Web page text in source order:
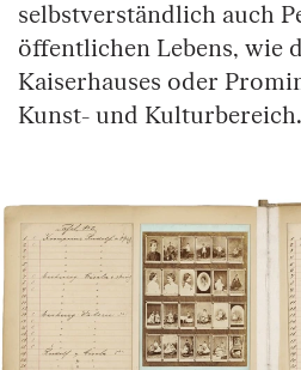
selbstverständlich auch
öffentlichen Lebens, wie
Kaiserhauses oder
Kunst- und Kulturbereich.